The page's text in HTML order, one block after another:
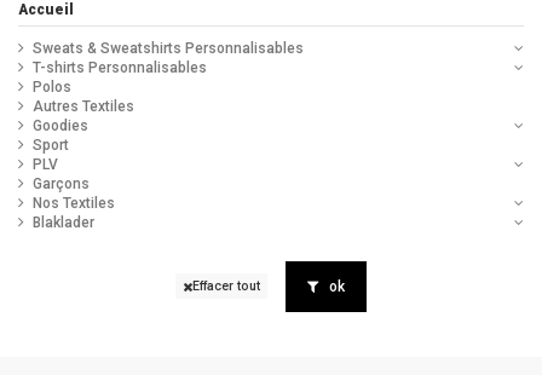
Accueil
Sweats & Sweatshirts Personnalisables
T-shirts Personnalisables
Polos
Autres Textiles
Goodies
Sport
PLV
Garçons
Nos Textiles
Blaklader
Effacer tout ok